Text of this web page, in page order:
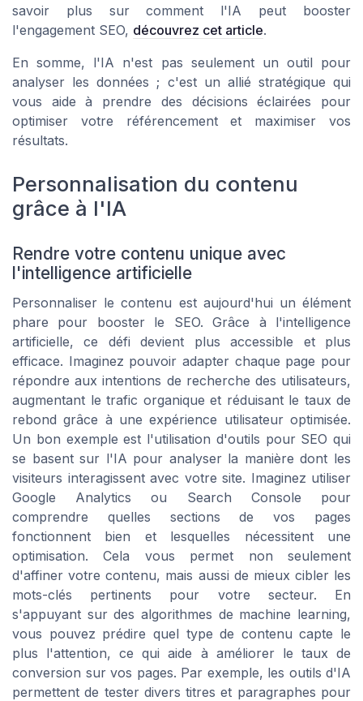
savoir plus sur comment l'IA peut booster
l'engagement SEO, découvrez cet article.
En somme, l'IA n'est pas seulement un outil pour
analyser les données ; c'est un allié stratégique qui
vous aide à prendre des décisions éclairées pour
optimiser votre référencement et maximiser vos
résultats.
Personnalisation du contenu
grâce à l'IA
Rendre votre contenu unique avec
l'intelligence artificielle
Personnaliser le contenu est aujourd'hui un élément
phare pour booster le SEO. Grâce à l'intelligence
artificielle, ce défi devient plus accessible et plus
efficace. Imaginez pouvoir adapter chaque page pour
répondre aux intentions de recherche des utilisateurs,
augmentant le trafic organique et réduisant le taux de
rebond grâce à une expérience utilisateur optimisée.
Un bon exemple est l'utilisation d'outils pour SEO qui
se basent sur l'IA pour analyser la manière dont les
visiteurs interagissent avec votre site. Imaginez utiliser
Google Analytics ou Search Console pour
comprendre quelles sections de vos pages
fonctionnent bien et lesquelles nécessitent une
optimisation. Cela vous permet non seulement
d'affiner votre contenu, mais aussi de mieux cibler les
mots-clés pertinents pour votre secteur. En
s'appuyant sur des algorithmes de machine learning,
vous pouvez prédire quel type de contenu capte le
plus l'attention, ce qui aide à améliorer le taux de
conversion sur vos pages. Par exemple, les outils d'IA
permettent de tester divers titres et paragraphes pour